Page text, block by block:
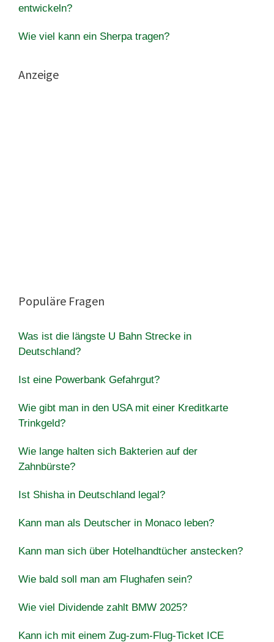
entwickeln?
Wie viel kann ein Sherpa tragen?
Anzeige
Populäre Fragen
Was ist die längste U Bahn Strecke in
Deutschland?
Ist eine Powerbank Gefahrgut?
Wie gibt man in den USA mit einer Kreditkarte
Trinkgeld?
Wie lange halten sich Bakterien auf der
Zahnbürste?
Ist Shisha in Deutschland legal?
Kann man als Deutscher in Monaco leben?
Kann man sich über Hotelhandtücher anstecken?
Wie bald soll man am Flughafen sein?
Wie viel Dividende zahlt BMW 2025?
Kann ich mit einem Zug-zum-Flug-Ticket ICE